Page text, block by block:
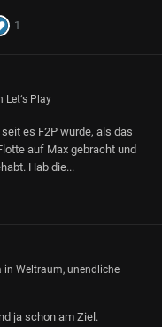
1
Let‘s Play
es F2P wurde, als das
auf Max gebracht und
Hab die...
in Weltraum, unendliche
ja schon am Ziel.